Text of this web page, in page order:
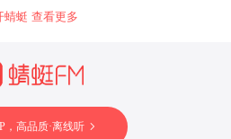
蜻蜓 查看更多
，高品质·离线听